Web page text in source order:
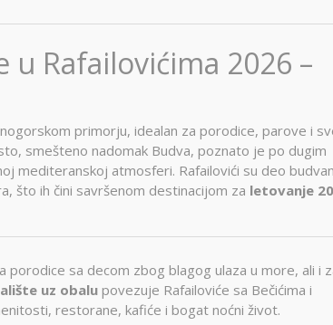
u Rafailovićima 2026 –
primorju, idealan za porodice, parove i
smešteno nadomak Budva, poznato je po dugim
mediteranskoj atmosferi. Rafailovići su deo
, što ih čini savršenom destinacijom za letovanje
porodice sa decom zbog blagog ulaza u more, ali i
uz obalupovezuje Rafailoviće sa Bečićima i
restorane, kafiće i bogat noćni život.